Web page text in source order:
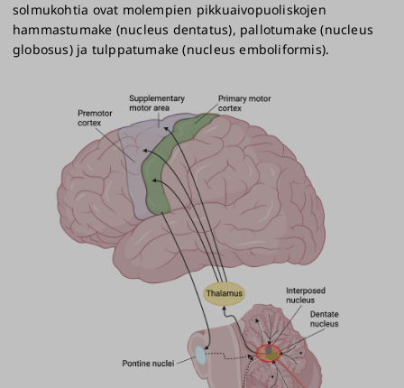
solmukohtia ovat molempien pikkuaivopuoliskojen
hammastumake (nucleus dentatus), pallotumake (nucleus
globosus) ja tulppatumake (nucleus emboliformis).